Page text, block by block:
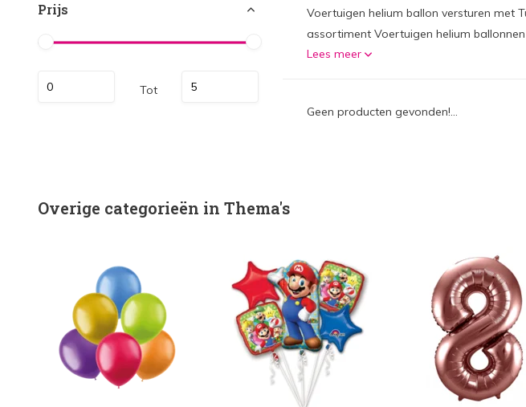
Prijs
Tot
Voertuigen helium ballon versturen met
assortiment Voertuigen helium ballonnen
Lees meer
Geen producten gevonden!...
Overige categorieën in Thema's